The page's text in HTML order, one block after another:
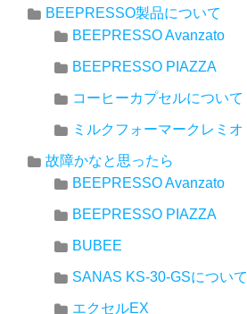
BEEPRESSO製品について
BEEPRESSO Avanzato
BEEPRESSO PIAZZA
コーヒーカプセルについて
ミルクフォーマークレミオ
故障かなと思ったら
BEEPRESSO Avanzato
BEEPRESSO PIAZZA
BUBEE
SANAS KS-30-GSについて
エクセルEX